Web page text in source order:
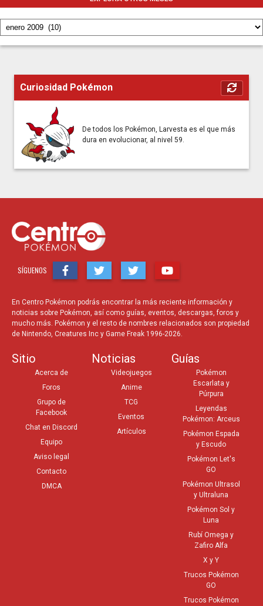
Curiosidad Pokémon
De todos los Pokémon, Larvesta es el que más
dura en evolucionar, al nivel 59.
SÍGUENOS
En Centro Pokémon podrás encontrar la más reciente información y
noticias sobre Pokémon, así como guías, eventos, descargas, foros y
mucho más. Pokémon y el resto de nombres relacionados son propiedad
de Nintendo, Creatures Inc y Game Freak 1996-2026.
Sitio
Acerca de
Foros
Grupo de
Facebook
Chat en Discord
Equipo
Aviso legal
Contacto
DMCA
Noticias
Videojuegos
Anime
TCG
Eventos
Artículos
Guías
Pokémon
Escarlata y
Púrpura
Leyendas
Pokémon: Arceus
Pokémon Espada
y Escudo
Pokémon Let's
GO
Pokémon Ultrasol
y Ultraluna
Pokémon Sol y
Luna
Rubí Omega y
Zafiro Alfa
X y Y
Trucos Pokémon
GO
Trucos Pokémon